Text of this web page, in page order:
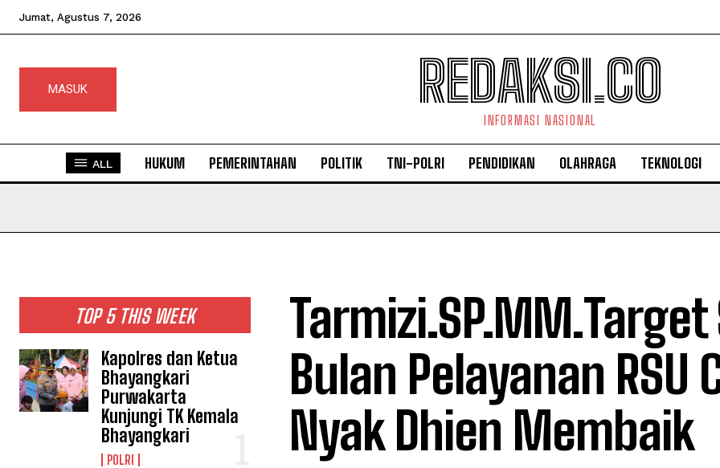
Jumat, Agustus 7, 2026
MASUK REDAKSI.CO
INFORMASI NASIONAL
ALL HUKUM PEMERINTAHAN POLITIK TNI-POLRI PENDIDIKAN OLAHRAGA TEKNOLOGI
TOP 5 THIS WEEK
Kapolres dan Ketua
Bhayangkari
Purwakarta
Kunjungi TK Kemala
Bhayangkari
POLRI
Bulan Pelayanan RSU
Nyak Dhien Membaik